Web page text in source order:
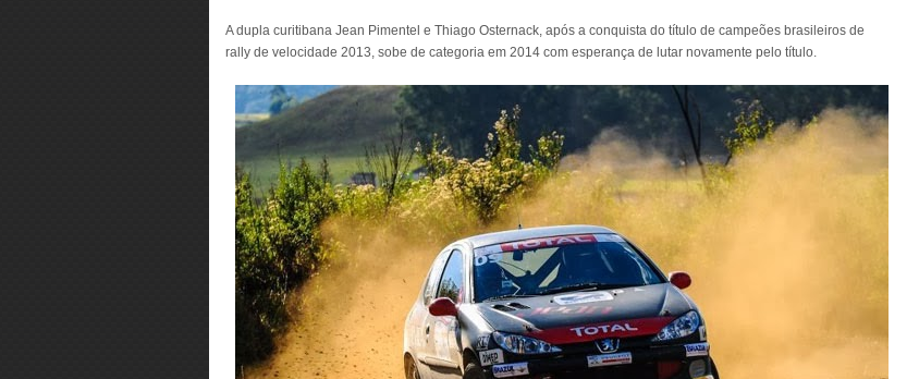
A dupla curitibana Jean Pimentel e Thiago Osternack, após a conquista do título de campeões brasileiros de
rally de velocidade 2013, sobe de categoria em 2014 com esperança de lutar novamente pelo título.